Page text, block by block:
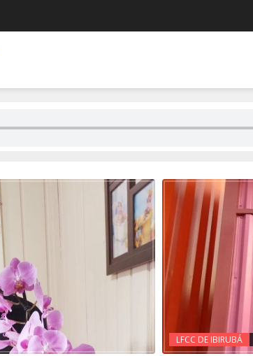
LFCC DE IBIRUBÁ